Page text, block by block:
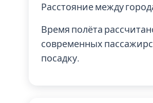
Расстояние между
Время полёта
современных
посадку.